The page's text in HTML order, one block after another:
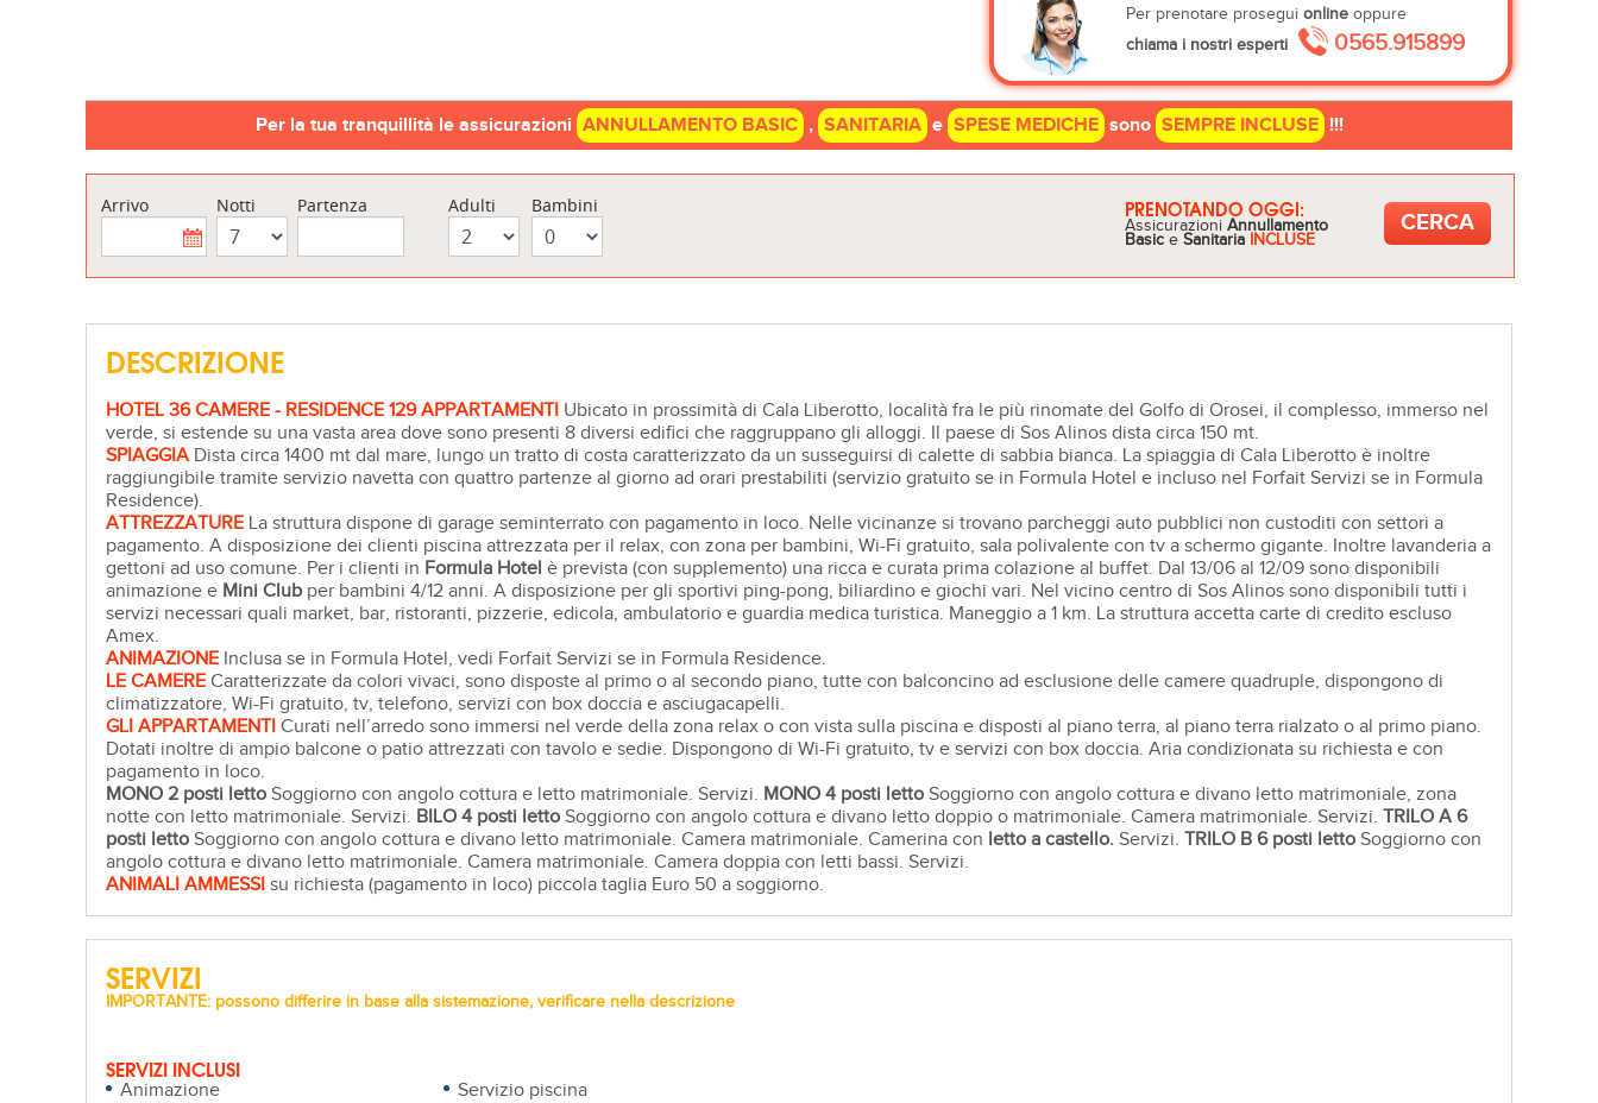
Per prenotare prosegui onlineoppure
chiama i nostri esperti
0565.915899
Per la tua tranquillità le assicurazioni ANNULLAMENTO BASIC , SANITARIA e SPESE MEDICHE sono SEMPRE INCLUSE !!!
Arrivo Notti Partenza Adulti Bambini PRENOTANDO OGGI:
Assicurazioni Annullamento
Basice Sanitaria INCLUSE
DESCRIZIONE
HOTEL 36 CAMERE - RESIDENCE 129 APPARTAMENTI Ubicato in prossimità di Cala Liberotto, località fra le più rinomate del Golfo di Orosei, il complesso, immerso nel
verde, si estende su una vasta area dove sono presenti 8 diversi edifici che raggruppano gli alloggi. Il paese di Sos Alinos dista circa 150 mt.
SPIAGGIA Dista circa 1400 mt dal mare, lungo un tratto di costa caratterizzato da un susseguirsi di calette di sabbia bianca. La spiaggia di Cala Liberotto è inoltre
raggiungibile tramite servizio navetta con quattro partenze al giorno ad orari prestabiliti (servizio gratuito se in Formula Hotel e incluso nel Forfait Servizi se in Formula
Residence).
ATTREZZATURE La struttura dispone di garage seminterrato con pagamento in loco. Nelle vicinanze si trovano parcheggi auto pubblici non custoditi con settori a
pagamento. A disposizione dei clienti piscina attrezzata per il relax, con zona per bambini, Wi-Fi gratuito, sala polivalente con tv a schermo gigante. Inoltre lavanderia a
gettoni ad uso comune. Per i clienti in Formula Hotel è prevista (con supplemento) una ricca e curata prima colazione al buffet. Dal 13/06 al 12/09 sono disponibili
animazione e Mini Club per bambini 4/12 anni. A disposizione per gli sportivi ping-pong, biliardino e giochi vari. Nel vicino centro di Sos Alinos sono disponibili tutti i
servizi necessari quali market, bar, ristoranti, pizzerie, edicola, ambulatorio e guardia medica turistica. Maneggio a 1 km. La struttura accetta carte di credito escluso
Amex.
ANIMAZIONE Inclusa se in Formula Hotel, vedi Forfait Servizi se in Formula Residence.
LE CAMERE Caratterizzate da colori vivaci, sono disposte al primo o al secondo piano, tutte con balconcino ad esclusione delle camere quadruple, dispongono di
climatizzatore, Wi-Fi gratuito, tv, telefono, servizi con box doccia e asciugacapelli.
GLI APPARTAMENTI Curati nell’arredo sono immersi nel verde della zona relax o con vista sulla piscina e disposti al piano terra, al piano terra rialzato o al primo piano.
Dotati inoltre di ampio balcone o patio attrezzati con tavolo e sedie. Dispongono di Wi-Fi gratuito, tv e servizi con box doccia. Aria condizionata su richiesta e con
pagamento in loco.
MONO 2 posti letto Soggiorno con angolo cottura e letto matrimoniale. Servizi. MONO 4 posti letto Soggiorno con angolo cottura e divano letto matrimoniale, zona
notte con letto matrimoniale. Servizi. BILO 4 posti letto Soggiorno con angolo cottura e divano letto doppio o matrimoniale. Camera matrimoniale. Servizi. TRILO A 6
posti letto Soggiorno con angolo cottura e divano letto matrimoniale. Camera matrimoniale. Camerina con letto a castello. Servizi. TRILO B 6 posti letto Soggiorno con
angolo cottura e divano letto matrimoniale. Camera matrimoniale. Camera doppia con letti bassi. Servizi.
ANIMALI AMMESSI su richiesta (pagamento in loco) piccola taglia Euro 50 a soggiorno.
SERVIZI
IMPORTANTE: possono differire in base alla sistemazione, verificare nella descrizione
SERVIZI INCLUSI
Animazione Servizio piscina